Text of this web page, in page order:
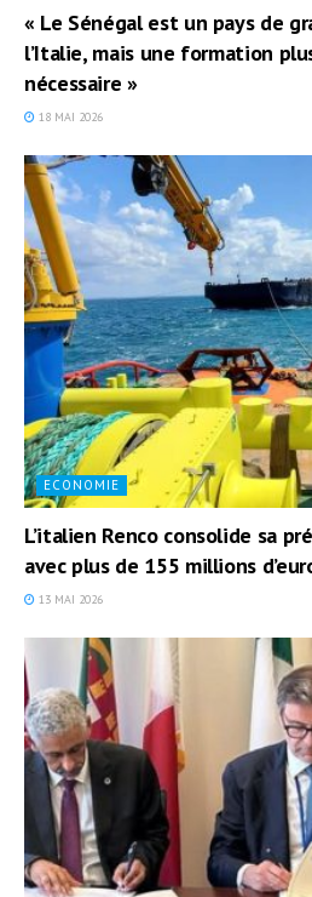
« Le Sénégal est un pays de
l’Italie, mais une formation
nécessaire »
18 MAI 2026
ECONOMIE
L’italien Renco consolide sa
avec plus de 155 millions
13 MAI 2026